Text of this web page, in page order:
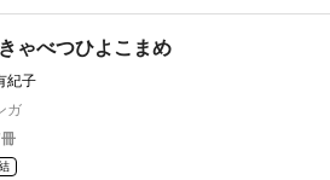
ゃべつひよこまめ
紀子
ガ